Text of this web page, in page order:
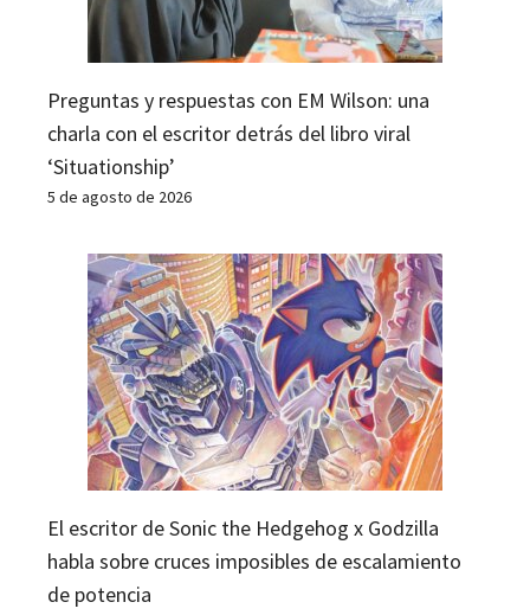
Preguntas y respuestas con EM Wilson: una
charla con el escritor detrás del libro viral
‘Situationship’
5 de agosto de 2026
El escritor de Sonic the Hedgehog x Godzilla
habla sobre cruces imposibles de escalamiento
de potencia